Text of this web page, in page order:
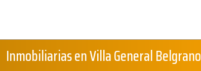
Inmobiliarias en Villa General Belgrano